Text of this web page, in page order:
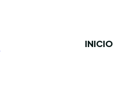
INICIO